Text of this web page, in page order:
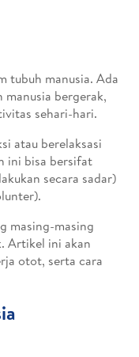
tubuh manusia. Ada
bergerak,
sehari-hari.
atau berelaksasi
ini bisa bersifat
secara sadar)
masing-masing
Artikel ini akan
otot, serta cara